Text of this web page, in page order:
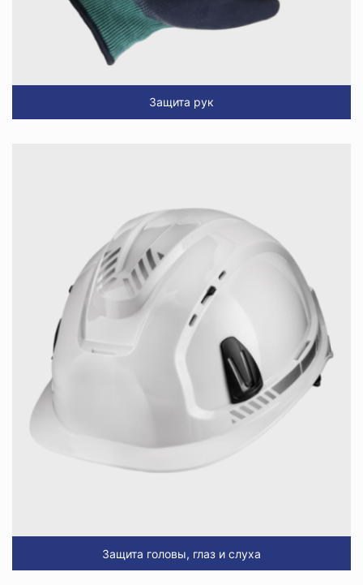
Защита рук
Защита головы, глаз и слуха